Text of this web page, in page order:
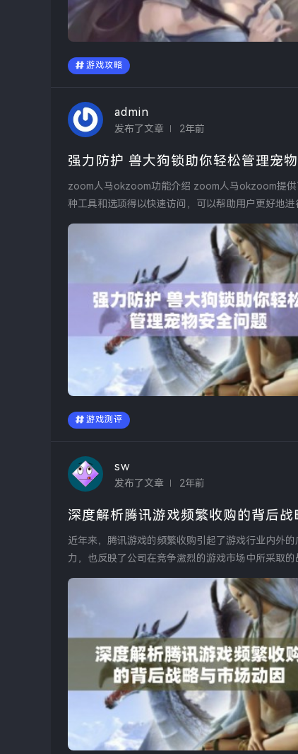
游戏攻略
admin
发布了文章 2年前
强力防护 兽大狗锁助你轻松管理宠
zoom人马okzoom功能介绍 zoom人马okzoom提供了多种功能，旨在提升用户的互动体验。通过高效的界面设计，各
种工具和选项得以快速访问，可以帮助用户更好地
游戏测评
sw
发布了文章 2年前
深度解析腾讯游戏频繁收购的背后战
近年来，腾讯游戏的频繁收购引起了游戏行业内外
力，也反映了公司在竞争激烈的游戏市场中所采取
并非偶然，而是其...